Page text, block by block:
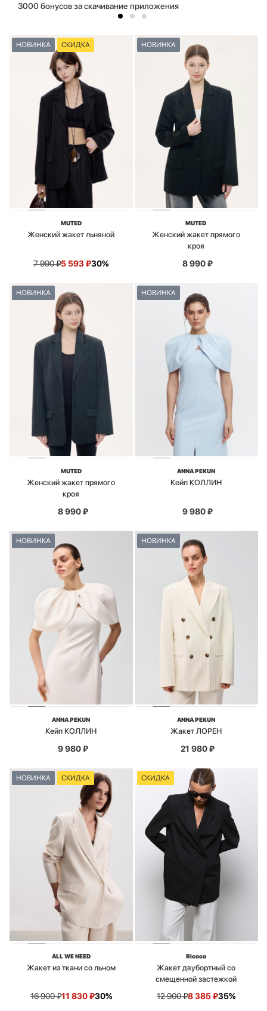
3000 бонусов за скачивание приложения
НОВИНКА СКИДКА
MUTED
Женский жакет льняной
7 990₽5 593₽30%
НОВИНКА
MUTED
Женский жакет прямого
кроя
8 990₽
НОВИНКА
MUTED
Женский жакет прямого
кроя
8 990₽
НОВИНКА
ANNA PEKUN
Кейп КОЛЛИН
9 980₽
НОВИНКА
ANNA PEKUN
Кейп КОЛЛИН
9 980₽
НОВИНКА
ANNA PEKUN
Жакет ЛОРЕН
21 980₽
НОВИНКА СКИДКА
ALL WE NEED
Жакет из ткани со льном
16 900₽11 830₽30%
СКИДКА
Ricoco
Жакет двубортный со
смещенной застежкой
12 900₽8 385₽35%